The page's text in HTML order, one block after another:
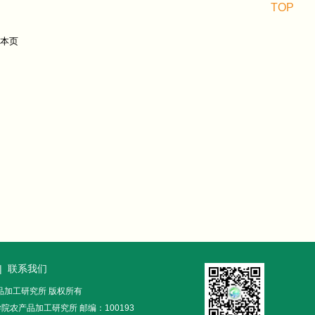
| 联系我们
工研究所 版权所有
农产品加工研究所 邮编：100193
TOP